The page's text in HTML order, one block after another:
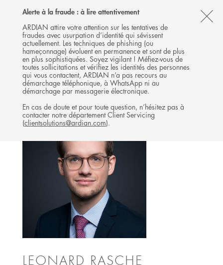
Alerte à la fraude : à lire attentivement
ARDIAN attire votre attention sur les tentatives de
fraudes avec usurpation d’identité qui sévissent
actuellement. Les techniques de phishing (ou
hameçonnage) évoluent en permanence et sont de plus
en plus sophistiquées. Soyez vigilant ! Méfiez-vous de
toutes sollicitations et vérifiez les identités des personnes
qui vous contactent, ARDIAN n’a pas recours au
démarchage téléphonique, à WhatsApp ni au
démarchage par messagerie électronique.
En cas de doute et pour toute question, n’hésitez pas à
contacter notre département Client Servicing
(clientsolutions@ardian.com).
Follow
Ardian
on
X
Follow
Ardian
on
LinkedIn
Follow
Ardian
on
YouTube
Ardian
on
Jobs
on
LinkedIn
MENU
L'ÉQUIPE
INFRASTRUCTURE
LEONARD RASCHE